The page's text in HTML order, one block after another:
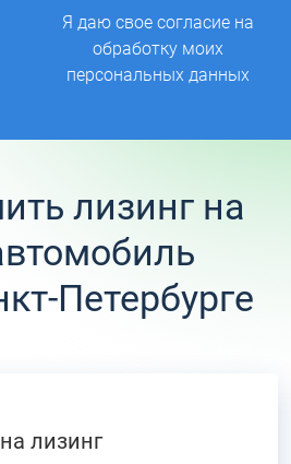
Я даю свое согласие на
обработку моих
персональных данных
лизинг на
Петербурге
лизинг